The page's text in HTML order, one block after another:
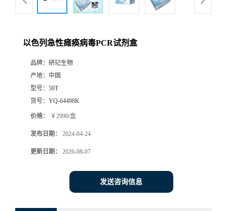
以色列急性瘫痪病毒PCR试剂盒
品牌： 研玘生物
产地： 中国
型号： 50T
货号： YQ-64498K
价格： ￥2990/盒
发布日期： 2024-04-24
更新日期： 2026-08-07
发送咨询信息